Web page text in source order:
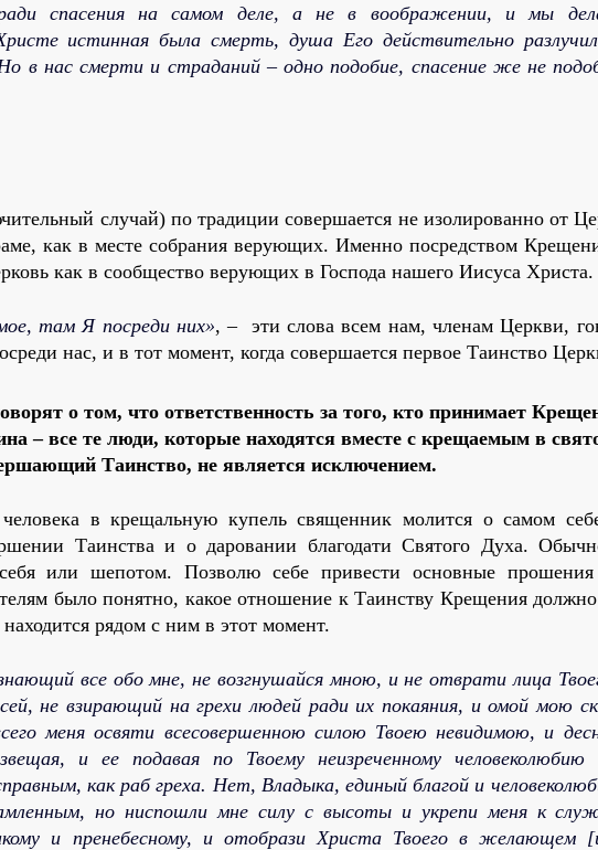
спасения на самом деле, а не в воображении, и мы
истинная была смерть, душа Его действительно
в нас смерти и страданий – одно подобие, спасение же не
случай) по традиции совершается не изолированно от
как в месте собрания верующих. Именно посредством
как в сообщество верующих в Господа нашего Иисуса Христа.
там Я посрединих», – эти слова всем нам, членам Церкви,
нас, и в тот момент, когда совершается первое Таинство
о том, что ответственность за того, кто принимает
– все те люди, которые находятся вместе с крещаемым в
Таинство, не является исключением.
человека в крещальную купель священник молится о самом
Таинства и о даровании благодати Святого Духа.
или шепотом. Позволю себе привести основные прошения
было понятно, какое отношение к Таинству Крещения
рядом с ним в этот момент.
все обо мне, не возгнушайся мною, и не отврати лица
не взирающий на грехи людей ради их покаяния, и омой мою
меня освяти всесовершенною силою Твоею невидимою, и
и ее подавая по Твоему неизреченному человеколюбию
как раб греха. Нет, Владыка, единый благой и
но ниспошли мне силу с высоты и укрепи меня к
и пренебесному, и отобрази Христа Твоего в желающем